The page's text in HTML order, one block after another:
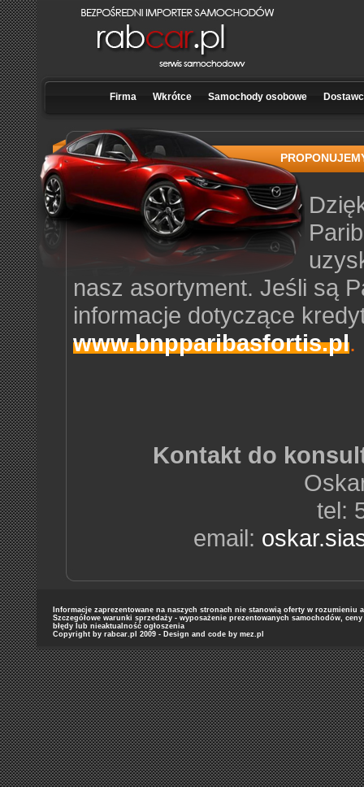
Firma Wkrótce Samochody osobowe
nasz asortyment. Jeśli są
informacje dotyczące
www.bnpparibasfortis.pl.
Kontakt do
tel:
email:
Informacje zaprezentowane na naszych stronach nie stanowią oferty w
Szczegółowe warunki sprzedaży - wyposażenie prezentowanych samochodów,
błędy lub nieaktualność ogłoszenia
Copyright by rabcar.pl 2009 - Design and code by mez.pl